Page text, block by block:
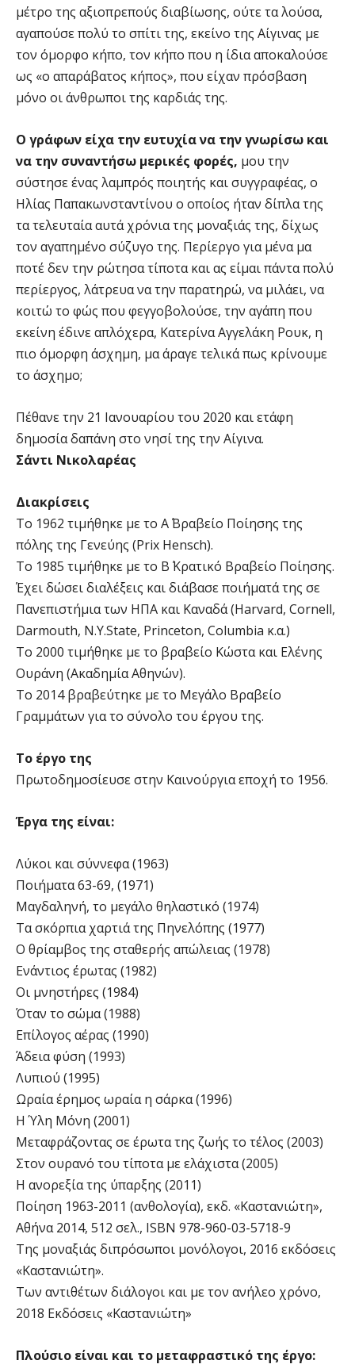
μέτρο της αξιοπρεπούς διαβίωσης, ούτε τα λούσα,
αγαπούσε πολύ το σπίτι της, εκείνο της Αίγινας με
τον όμορφο κήπο, τον κήπο που η ίδια αποκαλούσε
ως «ο απαράβατος κήπος», που είχαν πρόσβαση
μόνο οι άνθρωποι της καρδιάς της.
Ο γράφων είχα την ευτυχία να την γνωρίσω και
να την συναντήσω μερικές φορές, μου την
σύστησε ένας λαμπρός ποιητής και συγγραφέας, ο
Ηλίας Παπακωνσταντίνου ο οποίος ήταν δίπλα της
τα τελευταία αυτά χρόνια της μοναξιάς της, δίχως
τον αγαπημένο σύζυγο της. Περίεργο για μένα μα
ποτέ δεν την ρώτησα τίποτα και ας είμαι πάντα πολύ
περίεργος, λάτρευα να την παρατηρώ, να μιλάει, να
κοιτώ το φώς που φεγγοβολούσε, την αγάπη που
εκείνη έδινε απλόχερα, Κατερίνα Αγγελάκη Ρουκ, η
πιο όμορφη άσχημη, μα άραγε τελικά πως κρίνουμε
το άσχημο;
Πέθανε την 21 Ιανουαρίου του 2020 και ετάφη
δημοσία δαπάνη στο νησί της την Αίγινα.
Σάντι Νικολαρέας
Διακρίσεις
Το 1962 τιμήθηκε με το Α΄ Βραβείο Ποίησης της
πόλης της Γενεύης (Prix Hensch).
Το 1985 τιμήθηκε με το Β΄ Κρατικό Βραβείο Ποίησης.
Έχει δώσει διαλέξεις και διάβασε ποιήματά της σε
Πανεπιστήμια των ΗΠΑ και Καναδά (Harvard, Cornell,
Darmouth, N.Y.State, Princeton, Columbia κ.α.)
Το 2000 τιμήθηκε με το βραβείο Κώστα και Ελένης
Ουράνη (Ακαδημία Αθηνών).
Το 2014 βραβεύτηκε με το Μεγάλο Βραβείο
Γραμμάτων για το σύνολο του έργου της.
Το έργο της
Πρωτοδημοσίευσε στην Καινούργια εποχή το 1956.
Έργα της είναι:
Λύκοι και σύννεφα (1963)
Ποιήματα 63-69, (1971)
Μαγδαληνή, το μεγάλο θηλαστικό (1974)
Τα σκόρπια χαρτιά της Πηνελόπης (1977)
Ο θρίαμβος της σταθερής απώλειας (1978)
Ενάντιος έρωτας (1982)
Οι μνηστήρες (1984)
Όταν το σώμα (1988)
Επίλογος αέρας (1990)
Άδεια φύση (1993)
Λυπιού (1995)
Ωραία έρημος ωραία η σάρκα (1996)
Η Ύλη Μόνη (2001)
Μεταφράζοντας σε έρωτα της ζωής το τέλος (2003)
Στον ουρανό του τίποτα με ελάχιστα (2005)
Η ανορεξία της ύπαρξης (2011)
Ποίηση 1963-2011 (ανθολογία), εκδ. «Καστανιώτη»,
Αθήνα 2014, 512 σελ., ISBN 978-960-03-5718-9
Της μοναξιάς διπρόσωποι μονόλογοι, 2016 εκδόσεις
«Καστανιώτη».
Των αντιθέτων διάλογοι και με τον ανήλεο χρόνο,
2018 Εκδόσεις «Καστανιώτη»
Πλούσιο είναι και το μεταφραστικό της έργο: